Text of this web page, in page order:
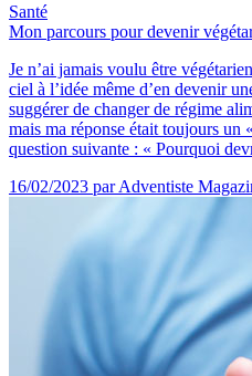
Santé
Mon parcours pour devenir
Je n’ai jamais voulu être
ciel à l’idée même d’en devenir
suggérer de changer de régime
mais ma réponse était toujours un
question suivante : « Pourquoi
16/02/2023 par Adventiste